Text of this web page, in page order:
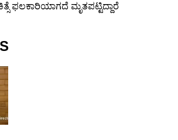
‌ಫಲಕಾರಿಯಾಗದೆ ಮೃತಪಟ್ಟಿದ್ದಾರೆ